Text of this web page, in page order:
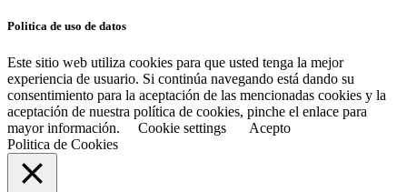
Politica de uso de datos
Este sitio web utiliza cookies para que usted tenga la mejor
experiencia de usuario. Si continúa navegando está dando su
consentimiento para la aceptación de las mencionadas cookies y la
aceptación de nuestra política de cookies, pinche el enlace para
mayor información.
Cookie settings
Acepto
Politica de Cookies